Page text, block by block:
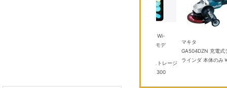
iPad mini 8.3インチ Wi-
Fi 256GB 2024年秋モデ
ー Apple A17 Pro ストレージ
￥104,300
マキタ
GA504DZN 充電式
ラインダ 本体のみ